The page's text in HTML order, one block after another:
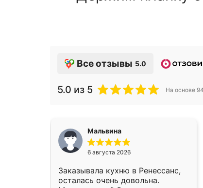
Все отзывы 5.0
5.0 из 5 На основе
Мальвина
6 августа 2026
Заказывала кухню в Ренессанс,
осталась очень довольна.